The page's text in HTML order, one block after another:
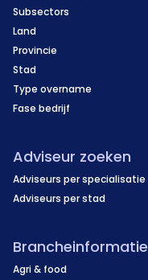
Subsectors
Land
Provincie
Stad
Type overname
Fase bedrijf
Adviseur zoeken
Adviseurs per specialisatie
Adviseurs per stad
Brancheinformatie
Agri & food